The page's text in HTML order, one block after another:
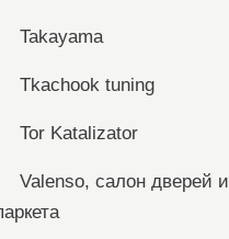
Takayama
Tkachook tuning
Tor Katalizator
Valenso, салон дверей и